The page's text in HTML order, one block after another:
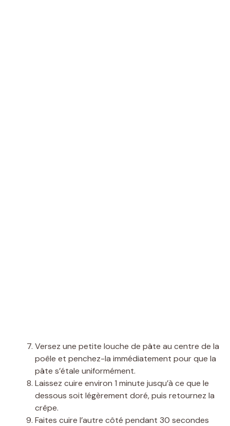
Versez une petite louche de pâte au centre de la
poêle et penchez-la immédiatement pour que la
pâte s’étale uniformément.
Laissez cuire environ 1 minute jusqu’à ce que le
dessous soit légèrement doré, puis retournez la
crêpe.
Faites cuire l’autre côté pendant 30 secondes